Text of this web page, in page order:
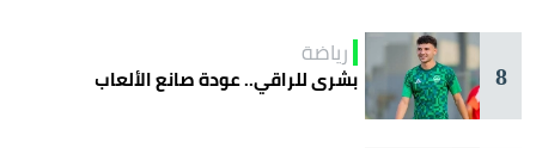
8
رياضة
بشرى للراقي.. عودة صانع الألعاب